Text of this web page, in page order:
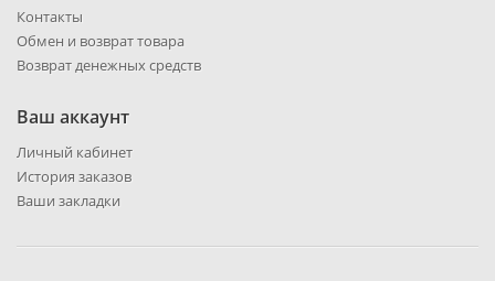
Контакты
Обмен и возврат товара
Возврат денежных средств
Ваш аккаунт
Личный кабинет
История заказов
Ваши закладки